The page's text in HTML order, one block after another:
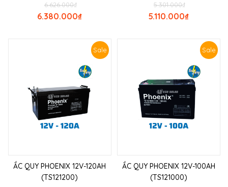
₫
6.626.000
₫
6.380.000
₫
5.301.000
₫
5.110.000
Sale
ẮC QUY PHOENIX 12V-120AH
(TS121200)
Sale
ẮC QUY PHOENIX 12V-100AH
(TS121000)